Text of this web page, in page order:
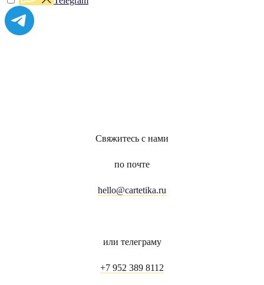
Свяжитесь с нами
по почте
hello@cartetika.ru
или телеграму
+7 952 389 8112